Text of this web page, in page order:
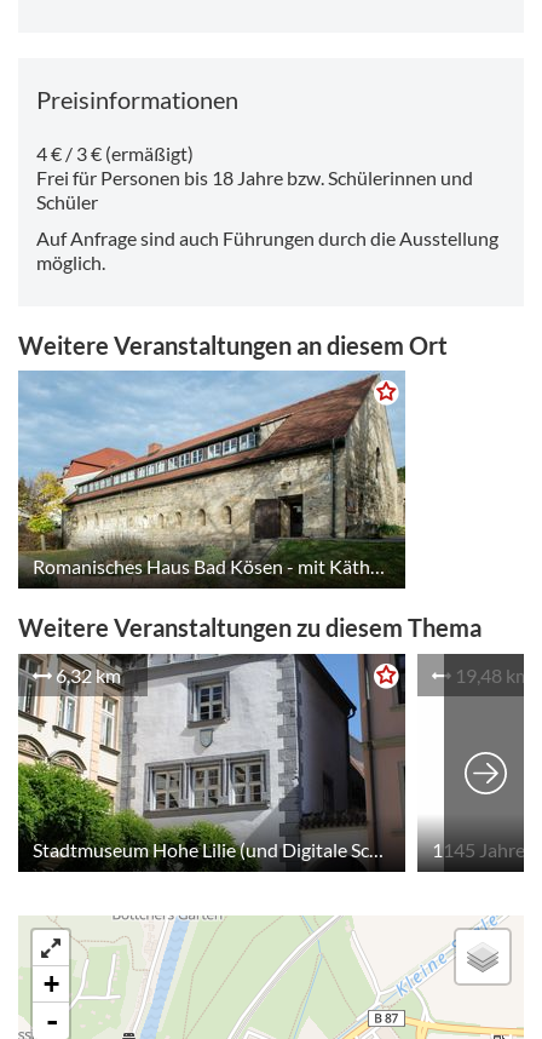
Preisinformationen
4 € / 3 € (ermäßigt)
Frei für Personen bis 18 Jahre bzw. Schülerinnen und
Schüler
Auf Anfrage sind auch Führungen durch die Ausstellung
möglich.
Weitere Veranstaltungen an diesem Ort
Romanisches Haus Bad Kösen - mit Käthe-Kruse-Puppenausstellung
Weitere Veranstaltungen zu diesem Thema
6,32 km 19,48 km
1145 Jahre
+
-